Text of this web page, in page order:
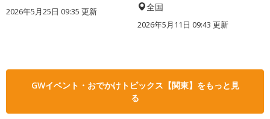
2026年5月25日 09:35 更新 全国
2026年5月11日 09:43 更新
GWイベント・おでかけトピックス【関東】をもっと見
る